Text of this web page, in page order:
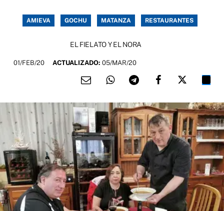
AMIEVA GOCHU MATANZA RESTAURANTES
EL FIELATO Y EL NORA
01/FEB/20 ACTUALIZADO: 05/MAR/20